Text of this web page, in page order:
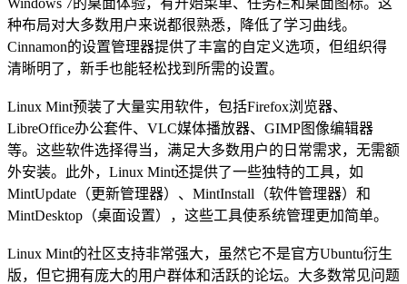
种布局对大多数用户来说都很熟悉，降低了学习曲线。
Cinnamon的设置管理器提供了丰富的自定义选项，但组织得
清晰明了，新手也能轻松找到所需的设置。
Linux Mint预装了大量实用软件，包括Firefox浏览器、
LibreOffice办公套件、VLC媒体播放器、GIMP图像编辑器
等。这些软件选择得当，满足大多数用户的日常需求，无需额
外安装。此外，Linux Mint还提供了一些独特的工具，如
MintUpdate（更新管理器）、MintInstall（软件管理器）和
MintDesktop（桌面设置），这些工具使系统管理更加简单。
Linux Mint的社区支持非常强大，虽然它不是官方Ubuntu衍生
版，但它拥有庞大的用户群体和活跃的论坛。大多数常见问题